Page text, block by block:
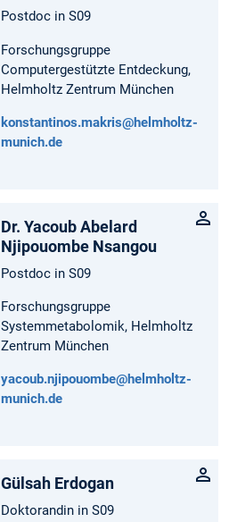
Postdoc in S09
Forschungsgruppe
Computergestützte Entdeckung,
Helmholtz Zentrum München
konstantinos.makris@helmholtz-
munich.de
Dr. Yacoub Abelard
Njipouombe Nsangou
Postdoc in S09
Forschungsgruppe
Systemmetabolomik, Helmholtz
Zentrum München
yacoub.njipouombe@helmholtz-
munich.de
Gülsah Erdogan
Doktorandin in S09